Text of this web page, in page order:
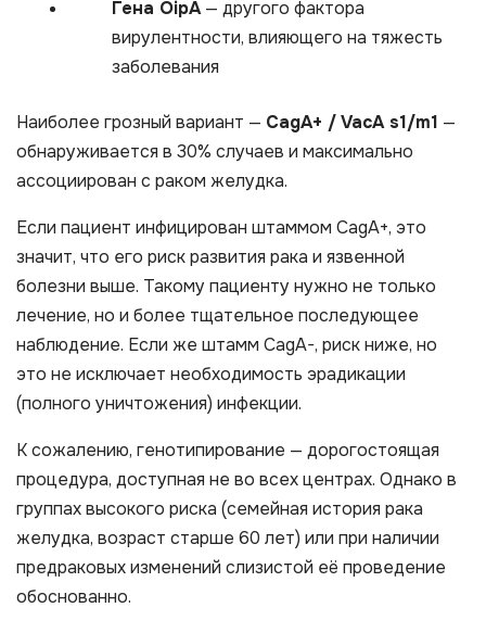
Гена OipA— другого фактора
вирулентности, влияющего на тяжесть
заболевания
Наиболее грозный вариант — CagA+ / VacA s1/m1 —
обнаруживается в 30% случаев и максимально
ассоциирован с раком желудка.
Если пациент инфицирован штаммом CagA+, это
значит, что его риск развития рака и язвенной
болезни выше. Такому пациенту нужно не только
лечение, но и более тщательное последующее
наблюдение. Если же штамм CagA-, риск ниже, но
это не исключает необходимость эрадикации
(полного уничтожения) инфекции.
К сожалению, генотипирование — дорогостоящая
процедура, доступная не во всех центрах. Однако в
группах высокого риска (семейная история рака
желудка, возраст старше 60 лет) или при наличии
предраковых изменений слизистой её проведение
обоснованно.